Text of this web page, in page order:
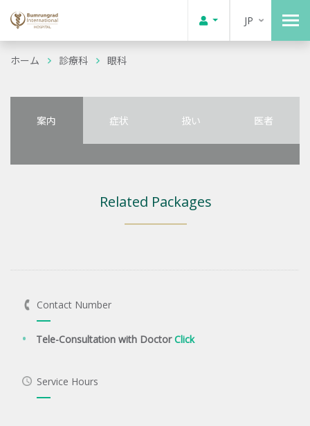
JP
ホーム 診療科 眼科
案内 症状 扱い 医者
Related Packages
Contact Number
Tele-Consultation with DoctorClick
Service Hours